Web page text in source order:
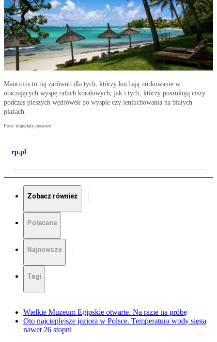
Mauritius to raj zarówno dla tych, którzy kochają nurkowanie w
otaczających wyspę rafach koralowych, jak i tych, którzy poszukują ciszy
podczas pieszych wędrówek po wyspie czy leniuchowania na białych
plażach.
Foto: materiały prasowe
rp.pl
Zobacz również
Polecane
Najnowsze
Tagi
Wielkie Muzeum Egipskie otwarte. Na razie na próbę
Oto najcieplejsze jeziora w Polsce. Temperatura wody sięga
nawet 26 stopni